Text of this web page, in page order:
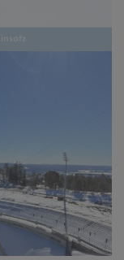
- Julian Pape